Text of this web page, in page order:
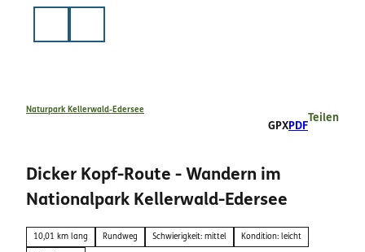
Naturpark Kellerwald-Edersee
GPXPDF
Teilen
Dicker Kopf-Route - Wandern im
Nationalpark Kellerwald-Edersee
10,01 km lang Rundweg Schwierigkeit: mittel Kondition: leicht